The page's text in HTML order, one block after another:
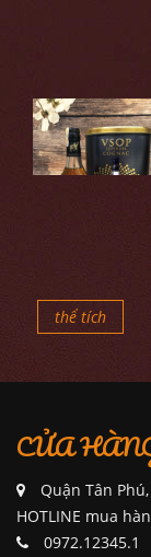
thể tích
CỬA
Quận Tân
HOTLINE mua
0972.12345.1